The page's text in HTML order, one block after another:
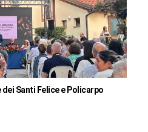
Santi Felice e Policarpo